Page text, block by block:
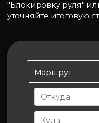
"Блокировку руля"
уточняйте итоговую
Маршрут